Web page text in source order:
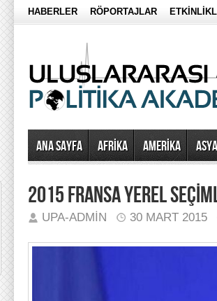
HABERLER RÖPORTAJLAR
Ana Sayfa AFRİKA AMERİKA ASYA
2015 FRANSA YEREL
UPA-ADMIN 30 MART 2015